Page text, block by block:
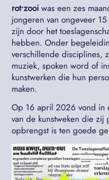
rot•zooi was een zes
jongeren van ongeveer
zijn door het
hebben. Onder
verschillende disciplines,
muziek, spoken word of
kunstwerken die hun
maken.
Op 16 april 2026 vond in
van de kunstweken die zij
opbrengst is ten goede